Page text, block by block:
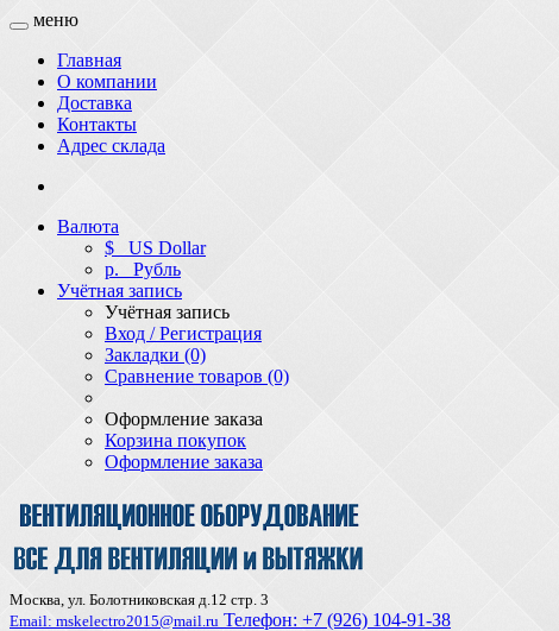
меню
Главная
О компании
Доставка
Контакты
Адрес склада
Валюта
$ US Dollar
р. Рубль
Учётная запись
Учётная запись
Вход / Регистрация
Закладки (0)
Сравнение товаров (0)
Оформление заказа
Корзина покупок
Оформление заказа
Москва, ул. Болотниковская д.12 стр. 3
Email: mskelectro2015@mail.ru Телефон: +7 (926) 104-91-З8